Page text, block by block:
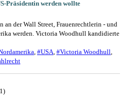
Präsidentin werden wollte
an der Wall Street, Frauenrechtlerin - und
werden. Victoria Woodhull kandidierte
#USA #Victoria Woodhull